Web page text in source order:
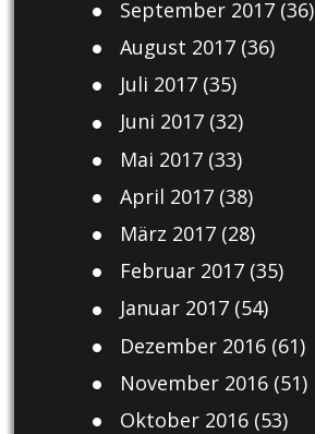
September 2017(36)
August 2017(36)
Juli 2017(35)
Juni 2017(32)
Mai 2017(33)
April 2017(38)
März 2017(28)
Februar 2017(35)
Januar 2017(54)
Dezember 2016(61)
November 2016(51)
Oktober 2016(53)